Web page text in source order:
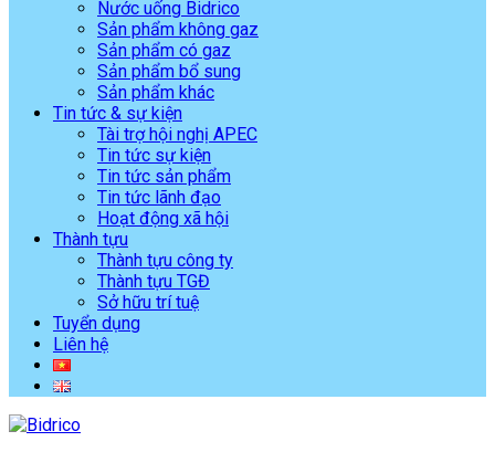
Nước uống Bidrico
Sản phẩm không gaz
Sản phẩm có gaz
Sản phẩm bổ sung
Sản phẩm khác
Tin tức & sự kiện
Tài trợ hội nghị APEC
Tin tức sự kiện
Tin tức sản phẩm
Tin tức lãnh đạo
Hoạt động xã hội
Thành tựu
Thành tựu công ty
Thành tựu TGĐ
Sở hữu trí tuệ
Tuyển dụng
Liên hệ